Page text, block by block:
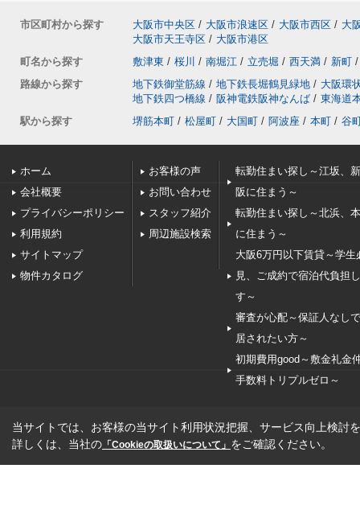
市区町村から探す 大阪市中央区 / 大阪市浪速区 / 大阪市西区 / 大
大阪市天王寺区 / 大阪市港区
町名から探す
敷津東 / 桜川 / 南堀江 / 立売堀 / 西天満 / 新町 /
路線から探す
地下鉄御堂筋線 / 地下鉄長堀鶴見緑地 / 大阪環
地下鉄四つ橋線 / 阪神電鉄阪神なんば / 東海道
駅から探す
堺筋本町 / 松屋町 / 大国町 / 阿波座 / 本町 / 谷
ホーム
会社概要
プライバシーポリシー
利用規約
サイトマップ
物件カタログ
お客様の声
お問い合わせ
スタッフ紹介
周辺施設検索
転勤住まい探し～江坂、
阪に住まう～
転勤住まい探し～北浜、
に住まう～
大阪6万円以下賃貸～学生
見、ご成約で宿泊代負担
す～
審査が心配～保証人なし
居されたい方～
初期費用good～敷金礼金
手数料トリプルゼロ～
当サイトでは、お客様の当サイト利用状況把握、サービス向上検討
詳しくは、当社の 「Cookieの取扱いについて」 をご確認ください。